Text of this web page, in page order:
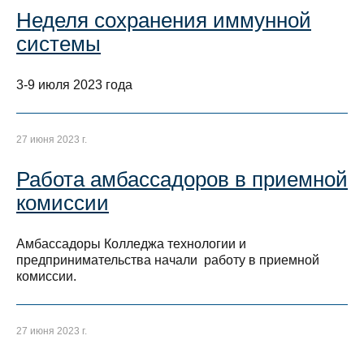
Неделя сохранения иммунной
системы
3-9 июля 2023 года
27 июня 2023 г.
Работа амбассадоров в приемной
комиссии
Амбассадоры Колледжа технологии и
предпринимательства начали работу в приемной
комиссии.
27 июня 2023 г.